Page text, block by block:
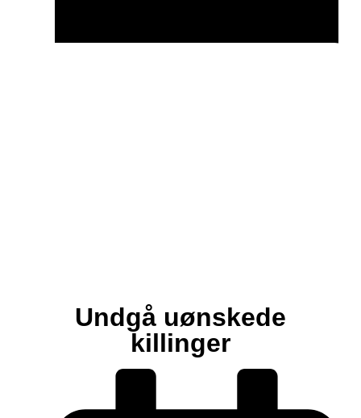
Sygdomme
Undgå uønskede
killinger